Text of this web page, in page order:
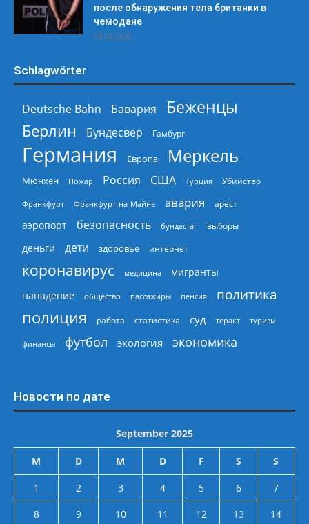
после обнаружения тела британки в
чемодане
04.08.2026
Schlagwörter
Deutsche Bahn Бавария
Беженцы
Берлин
Бундесвер Гамбург
Германия Европа Меркель
Мюнхен Пожар Россия США Турция Убийство
Франкфурт Франкфурт-на-Майне авария арест
аэропорт безопасность бундестаг выборы
деньги дети здоровье интернет
коронавирус медицина
мигранты
нападение
общество пассажиры пенсия политика
полиция работа статистика суд теракт туризм
финансы футбол экология экономика
Новости по дате
September 2025
M D M D F S S
1 2 3 4 5 6
7
8
9 10 11 12 13 14